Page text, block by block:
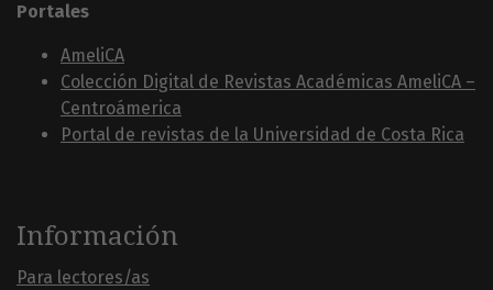
Portales
AmeliCA
Colección Digital de Revistas Académicas AmeliCA –
Centroámerica
Portal de revistas de la Universidad de Costa Rica
Información
Para lectores/as